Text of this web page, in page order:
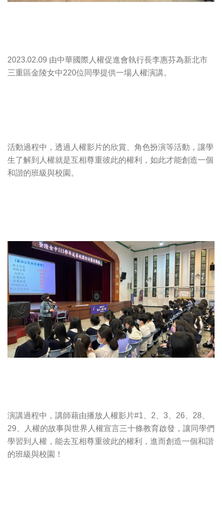
2023.02.09 由中華國際人權促進會執行長李惠芬為新北市
三重區金陵女中220位同學提供一場人權演講。
活動過程中，透過人權影片的欣賞、角色扮演等活動，讓學
生了解到人權就是互相尊重彼此的權利，如此才能創造一個
和諧的班級與校園。
演講過程中，講師藉由播放人權影片#1、2、3、26、28、
29、人權的故事與世界人權宣言三十條教育啟發，讓同學們
學習到人權，能去互相尊重彼此的權利，進而創造一個和諧
的班級與校園！